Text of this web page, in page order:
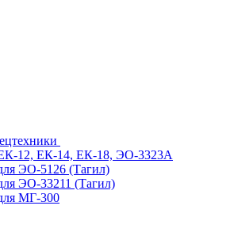
12, ЕК-14, ЕК-18, ЭО-3323А
ЭО-5126 (Тагил)
ЭО-33211 (Тагил)
МГ-300